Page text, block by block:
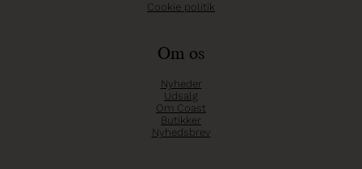
Cookie politik
Om os
Nyheder
Udsalg
Om Coast
Butikker
Nyhedsbrev